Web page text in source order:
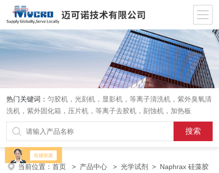
热门关键词：匀胶机，光刻机，显影机，等离子清洗机，紫外臭氧清
洗机，紫外固化箱，压片机，等离子去胶机，刻蚀机，加热板
当前位置：首页 > 产品中心 >光学试剂 > Naphrax 硅藻胶